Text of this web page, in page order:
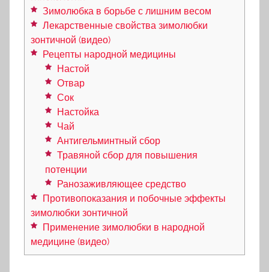
Зимолюбка в борьбе с лишним весом
Лекарственные свойства зимолюбки
зонтичной (видео)
Рецепты народной медицины
Настой
Отвар
Сок
Настойка
Чай
Антигельминтный сбор
Травяной сбор для повышения
потенции
Ранозаживляющее средство
Противопоказания и побочные эффекты
зимолюбки зонтичной
Применение зимолюбки в народной
медицине (видео)